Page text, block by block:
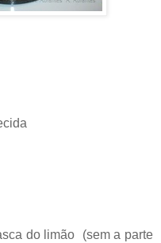
do limão (sem a parte